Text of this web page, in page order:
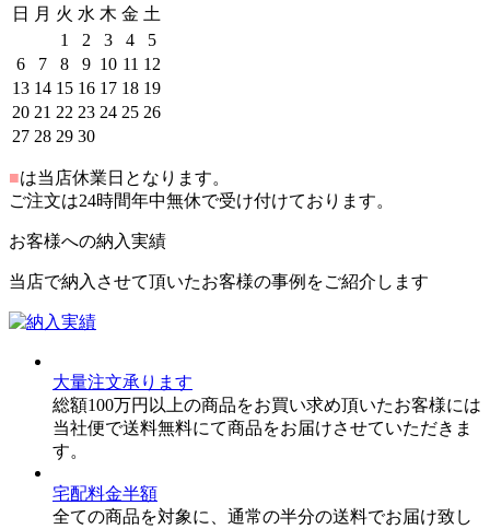
日
月 火 水 木 金 土
1
2 3 4
5
6
7 8 9 10 11 12
13 14 15 16 17 18 19
20 21 22 23 24 25 26
27 28 29 30
■は当店休業日となります。
ご注文は24時間年中無休で受け付けております。
お客様への納入実績
当店で納入させて頂いたお客様の事例をご紹介します
大量注文承ります
総額100万円以上の商品をお買い求め頂いたお客様には
当社便で送料無料にて商品をお届けさせていただきま
す。
宅配料金半額
全ての商品を対象に、通常の半分の送料でお届け致し